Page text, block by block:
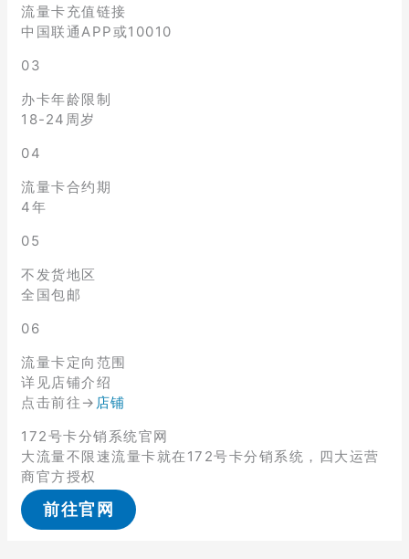
流量卡充值链接
中国联通APP或10010
03
办卡年龄限制
18-24周岁
04
流量卡合约期
4年
05
不发货地区
全国包邮
06
流量卡定向范围
详见店铺介绍
点击前往→ 店铺
172号卡分销系统官网
大流量不限速流量卡就在172号卡分销系统，四大运营
商官方授权
前往官网